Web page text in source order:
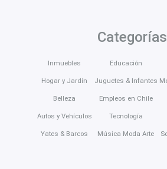
Categorías
Inmuebles
Hogar y Jardín
Belleza
Autos y Vehículos
Yates & Barcos
Educación
Juguetes & Infantes
Empleos en Chile
Tecnología
Música Moda Arte